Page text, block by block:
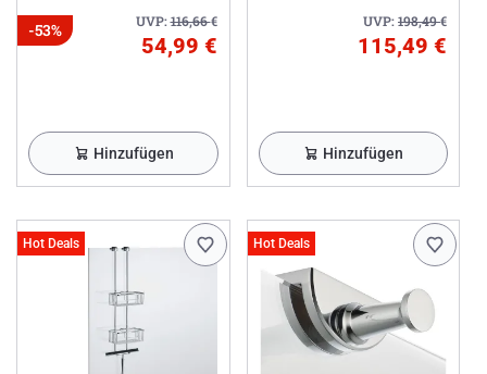
UVP:116,66€
-53%
54,99 €
Hinzufügen
UVP:198,49€
115,49 €
Hinzufügen
Hot Deals Hot Deals